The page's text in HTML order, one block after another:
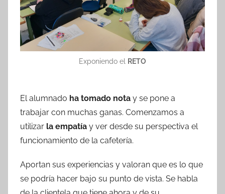
Exponiendo el RETO
El alumnado ha tomado nota y se pone a
trabajar con muchas ganas. Comenzamos a
utilizar la empatía y ver desde su perspectiva el
funcionamiento de la cafetería.
Aportan sus experiencias y valoran que es lo que
se podría hacer bajo su punto de vista. Se habla